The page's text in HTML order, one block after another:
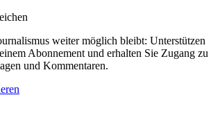
weiter möglich bleibt: Unterstützen
Abonnement und erhalten Sie Zugang zu
und Kommentaren.